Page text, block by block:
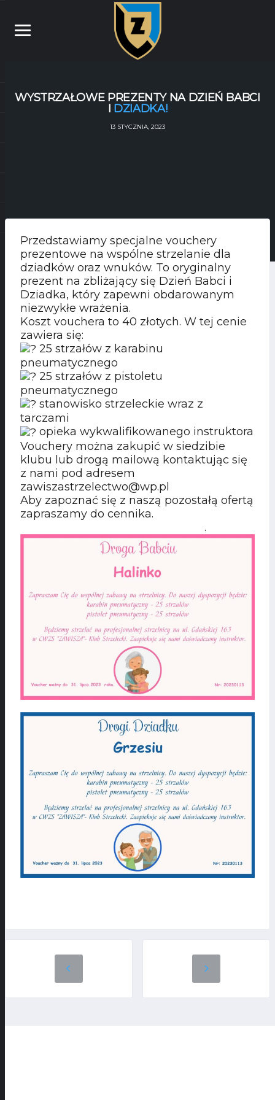
WYSTRZAŁOWE PREZENTY NA DZIEŃ BABCI
I DZIADKA!
13 STYCZNIA, 2023
Przedstawiamy specjalne vouchery
prezentowe na wspólne strzelanie dla
dziadków oraz wnuków. To oryginalny
prezent na zbliżający się Dzień Babci i
Dziadka, który zapewni obdarowanym
niezwykłe wrażenia.
Koszt vouchera to 40 złotych. W tej cenie
zawiera się:
25 strzałów z karabinu
pneumatycznego
25 strzałów z pistoletu
pneumatycznego
stanowisko strzeleckie wraz z
tarczami
opieka wykwalifikowanego instruktora
Vouchery można zakupić w siedzibie
klubu lub drogą mailową kontaktując się
z nami pod adresem
zawiszastrzelectwo@wp.pl
Aby zapoznać się z naszą pozostałą ofertą
zapraszamy do cennika.
.